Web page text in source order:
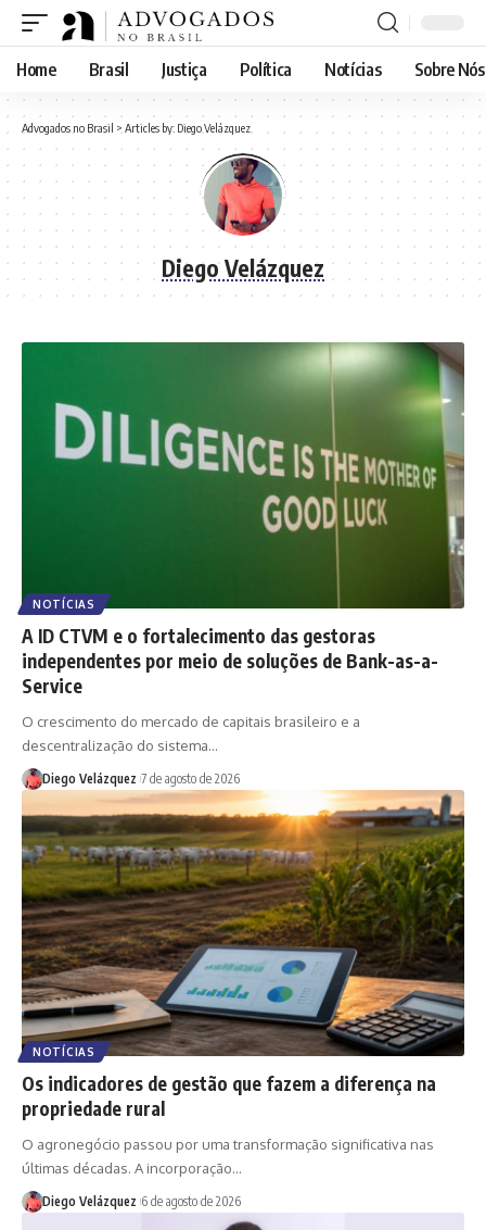
Home Brasil Justiça Política Notícias Sobre Nós
Advogados no Brasil > Articles by: Diego Velázquez
Diego Velázquez
NOTÍCIAS
A ID CTVM e o fortalecimento das gestoras
independentes por meio de soluções de Bank-as-a-
Service
O crescimento do mercado de capitais brasileiro e a
descentralização do sistema…
Diego Velázquez 7 de agosto de 2026
NOTÍCIAS
Os indicadores de gestão que fazem a diferença na
propriedade rural
O agronegócio passou por uma transformação significativa nas
últimas décadas. A incorporação…
Diego Velázquez 6 de agosto de 2026